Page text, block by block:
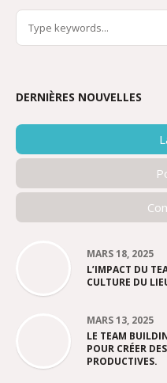
DERNIÈRES NOUVELLES
MARS 18, 2025
L’IMPACT DU
CULTURE DU
MARS 13, 2025
LE TEAM
POUR CRÉER
PRODUCTIVES.